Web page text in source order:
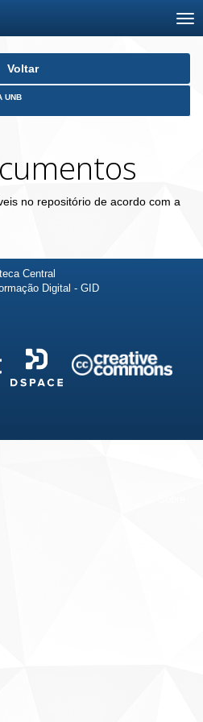
Voltar
UNB
no repositório de acordo com a
Central
Digital - GID